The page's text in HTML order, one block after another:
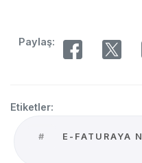
Paylaş:
Etiketler:
# E-FATURAYA